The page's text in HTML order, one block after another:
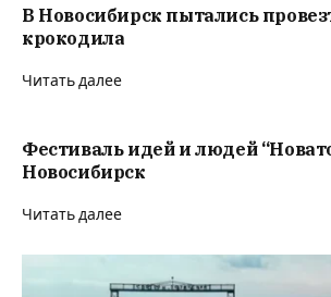
В Новосибирск пытались
крокодила
Читать далее
Фестиваль идей и людей
Новосибирск
Читать далее